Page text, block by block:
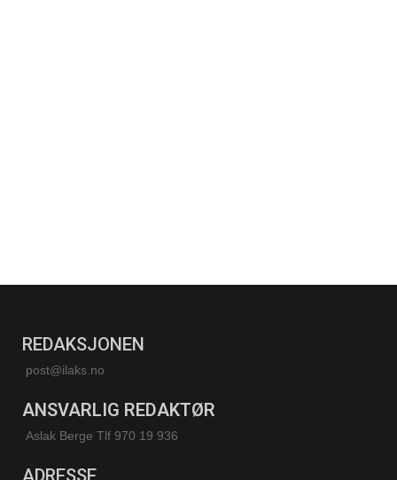
REDAKSJONEN
post@ilaks.no
ANSVARLIG REDAKTØR
Aslak Berge Tlf 970 19 936
ADRESSE